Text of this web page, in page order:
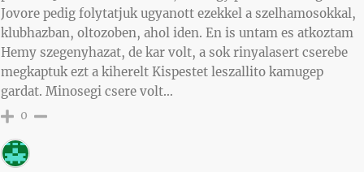
Jovore pedig folytatjuk ugyanott ezekkel a szelhamosokkal,
klubhazban, oltozoben, ahol iden. En is untam es atkoztam
Hemy szegenyhazat, de kar volt, a sok rinyalasert cserebe
megkaptuk ezt a kiherelt Kispestet leszallito kamugep
gardat. Minosegi csere volt…
0